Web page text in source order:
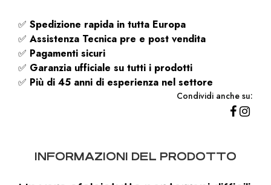
✅ Spedizione rapida in tutta Europa
✅ Assistenza Tecnica pre e post vendita
✅ Pagamenti sicuri
✅ Garanzia ufficiale su tutti i prodotti
✅ Più di 45 anni di esperienza nel settore
Condividi anche su:
INFORMAZIONI DEL PRODOTTO